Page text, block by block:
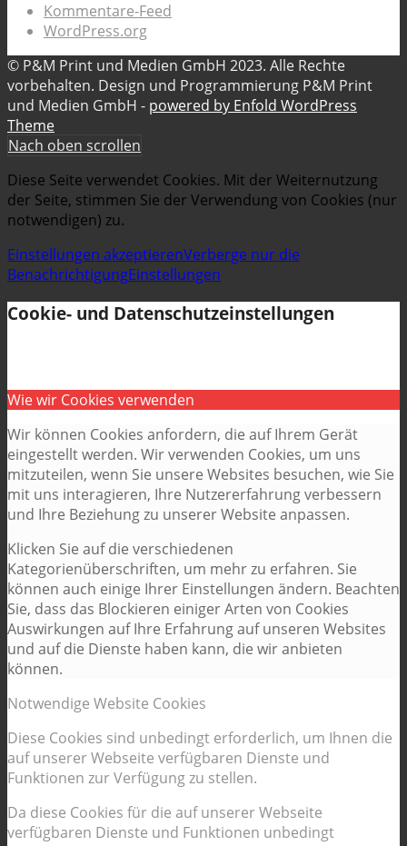
Kommentare-Feed
WordPress.org
© P&M Print und Medien GmbH 2023. Alle Rechte
vorbehalten. Design und Programmierung P&M Print
und Medien GmbH - powered by Enfold WordPress
Theme
Nach oben scrollen
Diese Seite verwendet Cookies. Mit der Weiternutzung
der Seite, stimmen Sie der Verwendung von Cookies (nur
notwendigen) zu.
Einstellungen akzeptierenVerberge nur die
BenachrichtigungEinstellungen
Cookie- und Datenschutzeinstellungen
Wie wir Cookies verwenden
Wir können Cookies anfordern, die auf Ihrem Gerät
eingestellt werden. Wir verwenden Cookies, um uns
mitzuteilen, wenn Sie unsere Websites besuchen, wie Sie
mit uns interagieren, Ihre Nutzererfahrung verbessern
und Ihre Beziehung zu unserer Website anpassen.
Klicken Sie auf die verschiedenen
Kategorienüberschriften, um mehr zu erfahren. Sie
können auch einige Ihrer Einstellungen ändern. Beachten
Sie, dass das Blockieren einiger Arten von Cookies
Auswirkungen auf Ihre Erfahrung auf unseren Websites
und auf die Dienste haben kann, die wir anbieten
können.
Notwendige Website Cookies
Diese Cookies sind unbedingt erforderlich, um Ihnen die
auf unserer Webseite verfügbaren Dienste und
Funktionen zur Verfügung zu stellen.
Da diese Cookies für die auf unserer Webseite
verfügbaren Dienste und Funktionen unbedingt